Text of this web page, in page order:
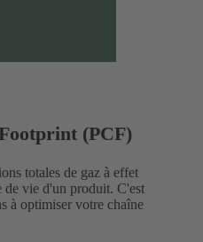
(PCF)
totales de gaz à effet
de vie d'un produit. C'est
à optimiser votre chaîne